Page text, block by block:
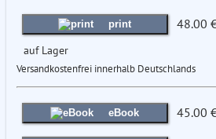
print 48.00
auf Lager
Versandkostenfrei innerhalb Deutschlands
eBook 45.00